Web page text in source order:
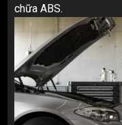
chữa ABS.